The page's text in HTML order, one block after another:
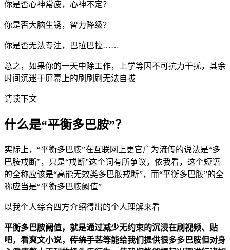
你是否心神常疲，心神不定？
你是否大脑生锈，智力降级？
你是否无法专注，巴拉巴拉……
总之，如果你的一天中除工作，上学等因不可抗力干扰，其余
时间沉迷于屏幕上的刷刷刷无法自拔
请读下文
什么是“平衡多巴胺”？
实际上，“平衡多巴胺”在互联网上更官广为流传的说法是“多
巴胺戒断”，只是“戒断”这个词有所争议，依我看，这个短语
的全称应该是“高能无效类多巴胺戒断”，而“平衡多巴胺”的全
称应当是“平衡多巴胺阙值”
以我个人综合四方介绍得出的个人理解来看
平衡多巴胺阙值，就是通过减少无约束的沉浸在刷视频、贴
吧，看爽文小说， 传统手艺等能给我们提供很多多巴胺但对身